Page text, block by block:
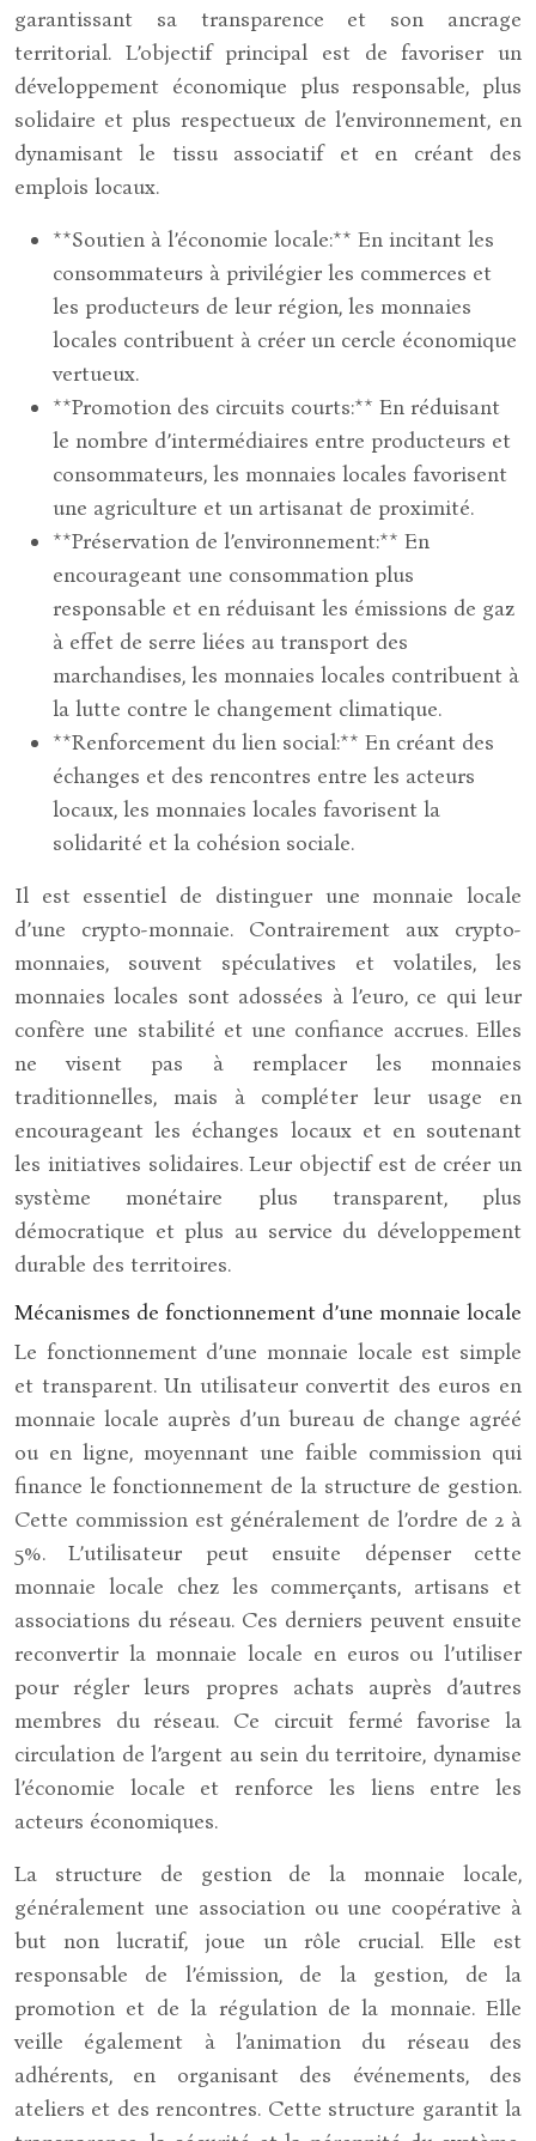
garantissant sa transparence et son ancrage
territorial. L’objectif principal est de favoriser un
développement économique plus responsable, plus
solidaire et plus respectueux de l’environnement, en
dynamisant le tissu associatif et en créant des
emplois locaux.
**Soutien à l’économie locale:** En incitant les
consommateurs à privilégier les commerces et
les producteurs de leur région, les monnaies
locales contribuent à créer un cercle économique
vertueux.
**Promotion des circuits courts:** En réduisant
le nombre d’intermédiaires entre producteurs et
consommateurs, les monnaies locales favorisent
une agriculture et un artisanat de proximité.
**Préservation de l’environnement:** En
encourageant une consommation plus
responsable et en réduisant les émissions de gaz
à effet de serre liées au transport des
marchandises, les monnaies locales contribuent à
la lutte contre le changement climatique.
**Renforcement du lien social:** En créant des
échanges et des rencontres entre les acteurs
locaux, les monnaies locales favorisent la
solidarité et la cohésion sociale.
Il est essentiel de distinguer une monnaie locale
d’une crypto-monnaie. Contrairement aux crypto-
monnaies, souvent spéculatives et volatiles, les
monnaies locales sont adossées à l’euro, ce qui leur
confère une stabilité et une confiance accrues. Elles
ne visent pas à remplacer les monnaies
traditionnelles, mais à compléter leur usage en
encourageant les échanges locaux et en soutenant
les initiatives solidaires. Leur objectif est de créer un
système monétaire plus transparent, plus
démocratique et plus au service du développement
durable des territoires.
Mécanismes de fonctionnement d’une monnaie locale
Le fonctionnement d’une monnaie locale est simple
et transparent. Un utilisateur convertit des euros en
monnaie locale auprès d’un bureau de change agréé
ou en ligne, moyennant une faible commission qui
finance le fonctionnement de la structure de gestion.
Cette commission est généralement de l’ordre de 2 à
5%. L’utilisateur peut ensuite dépenser cette
monnaie locale chez les commerçants, artisans et
associations du réseau. Ces derniers peuvent ensuite
reconvertir la monnaie locale en euros ou l’utiliser
pour régler leurs propres achats auprès d’autres
membres du réseau. Ce circuit fermé favorise la
circulation de l’argent au sein du territoire, dynamise
l’économie locale et renforce les liens entre les
acteurs économiques.
La structure de gestion de la monnaie locale,
généralement une association ou une coopérative à
but non lucratif, joue un rôle crucial. Elle est
responsable de l’émission, de la gestion, de la
promotion et de la régulation de la monnaie. Elle
veille également à l’animation du réseau des
adhérents, en organisant des événements, des
ateliers et des rencontres. Cette structure garantit la